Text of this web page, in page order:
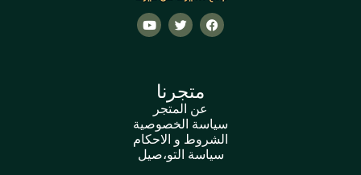
متجرنا
عن المتجر
سياسة الخصوصية
الشروط و الاحكام
سياسة التو،صيل